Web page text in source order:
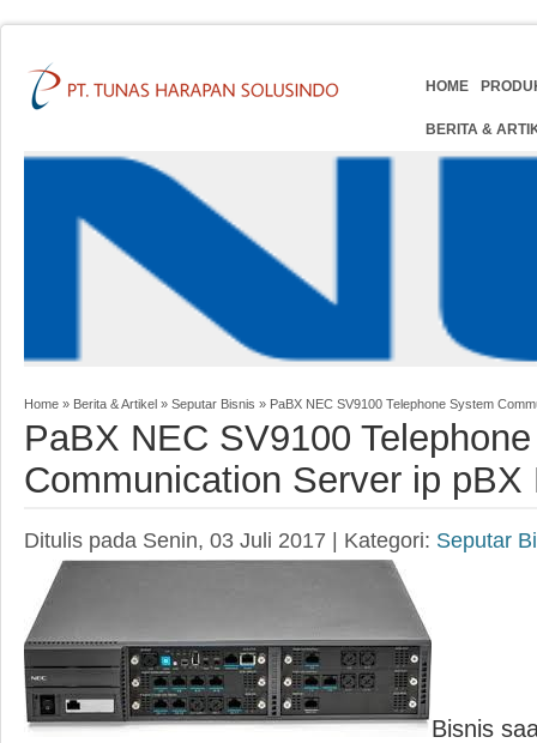
HOME
BERITA &
Home » Berita & Artikel » Seputar Bisnis » PaBX NEC SV9100 Telephone System
PaBX NEC SV9100
Communication Server ip
Ditulis pada Senin, 03 Juli 2017 | Kategori: Seputar
Bisnis